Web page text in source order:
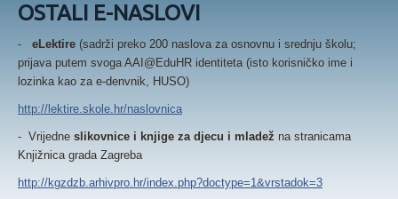
OSTALI E-NASLOVI
- eLektire (sadrži preko 200 naslova za osnovnu i srednju školu;
prijava putem svoga AAI@EduHR identiteta (isto korisničko ime i
lozinka kao za e-denvnik, HUSO)
http://lektire.skole.hr/naslovnica
- Vrijedne slikovnice i knjige za djecu i mladež na stranicama
Knjižnica grada Zagreba
http://kgzdzb.arhivpro.hr/index.php?doctype=1&vrstadok=3